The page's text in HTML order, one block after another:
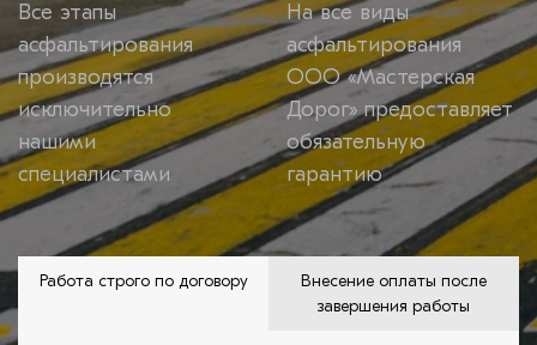
Все этапы
асфальтирования
производятся
исключительно
нашими
специалистами
На все виды
асфальтирования
ООО «Мастерская
Дорог» предоставляет
обязательную
гарантию
Работа строго по договору
Внесение оплаты после
завершения работы